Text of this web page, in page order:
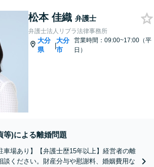
松本 佳織 弁護士
弁護士法人リブラ法律事務所
大分
県
|
大分
市
営業時間：09:00~17:00（平
日）
等)による離婚問題
車場あり】【弁護士歴15年以上】経営者の離
談ください。財産分与や慰謝料、婚姻費用な